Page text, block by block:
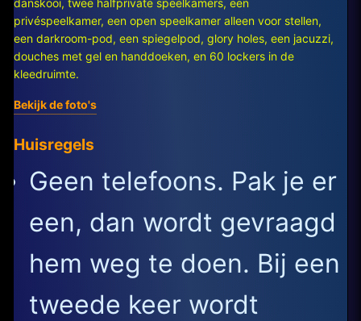
danskooi, twee halfprivate speelkamers, een
privéspeelkamer, een open speelkamer alleen voor stellen,
een darkroom-pod, een spiegelpod, glory holes, een jacuzzi,
douches met gel en handdoeken, en 60 lockers in de
kleedruimte.
Bekijk de foto's
Huisregels
Geen telefoons. Pak je er
een, dan wordt gevraagd
hem weg te doen. Bij een
tweede keer wordt